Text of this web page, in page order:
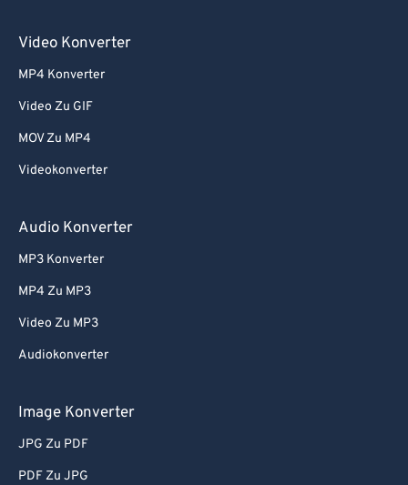
Video Konverter
MP4 Konverter
Video Zu GIF
MOV Zu MP4
Videokonverter
Audio Konverter
MP3 Konverter
MP4 Zu MP3
Video Zu MP3
Audiokonverter
Image Konverter
JPG Zu PDF
PDF Zu JPG